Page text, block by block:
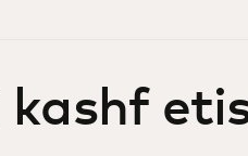
kashf